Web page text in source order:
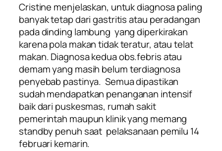
Cristine menjelaskan, untuk diagnosa paling
banyak tetap dari gastritis atau peradangan
pada dinding lambung yang diperkirakan
karena pola makan tidak teratur, atau telat
makan. Diagnosa kedua obs.febris atau
demam yang masih belum terdiagnosa
penyebab pastinya. Semua dipastikan
sudah mendapatkan penanganan intensif
baik dari puskesmas, rumah sakit
pemerintah maupun klinik yang memang
standby penuh saat pelaksanaan pemilu 14
februari kemarin.